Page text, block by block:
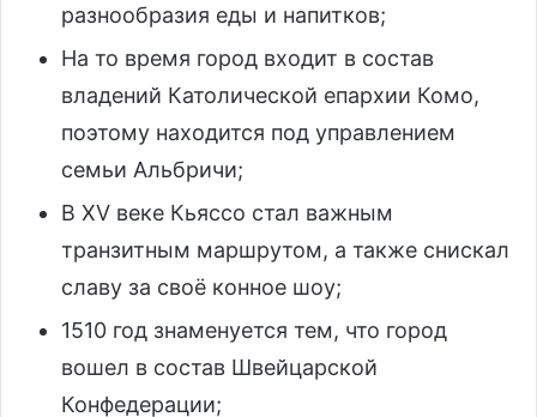
разнообразия еды и напитков;
На то время город входит в состав
владений Католической епархии Комо,
поэтому находится под управлением
семьи Альбричи;
В XV веке Кьяссо стал важным
транзитным маршрутом, а также снискал
славу за своё конное шоу;
1510 год знаменуется тем, что город
вошел в состав Швейцарской
Конфедерации;